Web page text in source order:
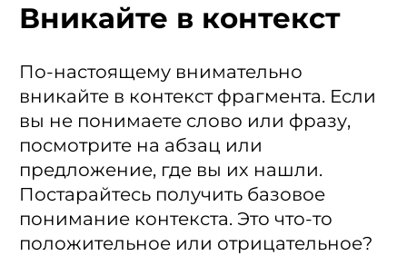
Вникайте в контекст
По-настоящему внимательно
вникайте в контекст фрагмента. Если
вы не понимаете слово или фразу,
посмотрите на абзац или
предложение, где вы их нашли.
Постарайтесь получить базовое
понимание контекста. Это что-то
положительное или отрицательное?